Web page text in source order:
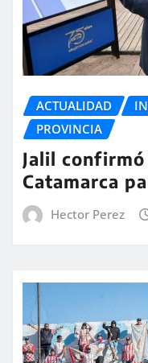
ACTUALIDAD
PROVINCIA
Jalil
Catamarca
Hector Perez